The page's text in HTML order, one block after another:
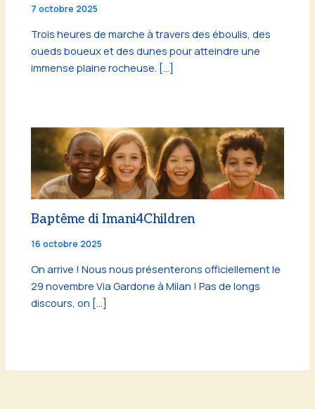
7 octobre 2025
Trois heures de marche à travers des éboulis, des
oueds boueux et des dunes pour atteindre une
immense plaine rocheuse. […]
Baptême di Imani4Children
16 octobre 2025
On arrive ! Nous nous présenterons officiellement le
29 novembre Via Gardone à Milan ! Pas de longs
discours, on […]